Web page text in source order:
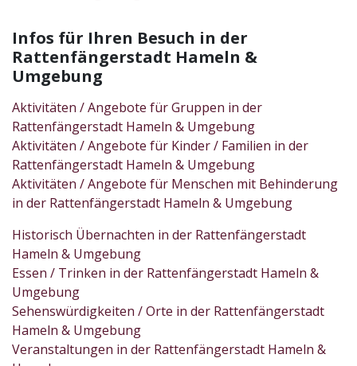
Infos für Ihren Besuch in der
Rattenfängerstadt Hameln &
Umgebung
Aktivitäten / Angebote für Gruppen in der
Rattenfängerstadt Hameln & Umgebung
Aktivitäten / Angebote für Kinder / Familien in der
Rattenfängerstadt Hameln & Umgebung
Aktivitäten / Angebote für Menschen mit Behinderung
in der Rattenfängerstadt Hameln & Umgebung
Historisch Übernachten in der Rattenfängerstadt
Hameln & Umgebung
Essen / Trinken in der Rattenfängerstadt Hameln &
Umgebung
Sehenswürdigkeiten / Orte in der Rattenfängerstadt
Hameln & Umgebung
Veranstaltungen in der Rattenfängerstadt Hameln &